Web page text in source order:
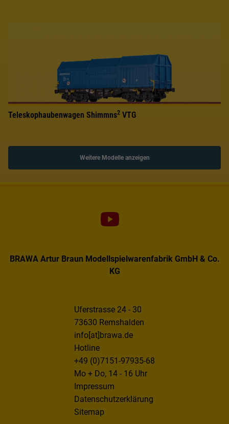
Teleskophaubenwagen Shimmns2 VTG
Weitere Modelle anzeigen
BRAWA Artur Braun Modellspielwarenfabrik GmbH & Co.
KG
Uferstrasse 24 - 30
73630 Remshalden
info[at]brawa.de
Hotline
+49 (0)7151-97935-68
Mo + Do, 14 - 16 Uhr
Impressum
Datenschutzerklärung
Sitemap